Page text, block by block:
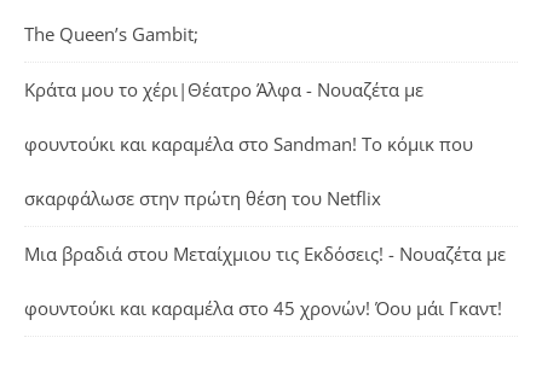
The Queen’s Gambit;
Κράτα μου το χέρι|Θέατρο Άλφα - Νουαζέτα με
φουντούκι και καραμέλα στο Sandman! Το κόμικ που
σκαρφάλωσε στην πρώτη θέση του Netflix
Μια βραδιά στου Μεταίχμιου τις Εκδόσεις! - Νουαζέτα με
φουντούκι και καραμέλα στο 45 χρονών! Όου μάι Γκαντ!